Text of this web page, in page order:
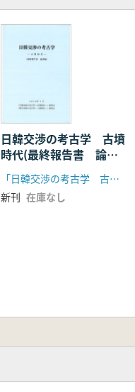
日韓交渉の考古学 古墳
時代(最終報告書 論考
編)
「日韓交渉の考古学 古墳時代」研究会 「韓日交渉の考古学 三国時代」研究会
新刊 在庫なし